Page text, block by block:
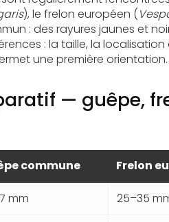
), le frelon européen (
: des rayures jaunes et
: la taille, la
une première orientation.
— guêpe,
commune Frelon
mm 25–35